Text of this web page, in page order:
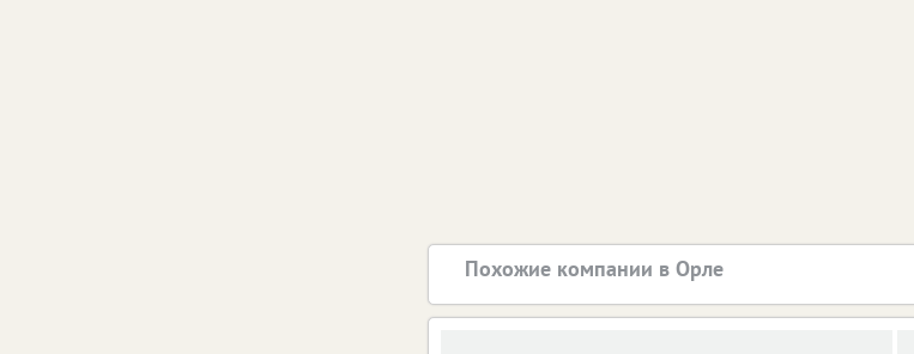
Похожие компании в Орле